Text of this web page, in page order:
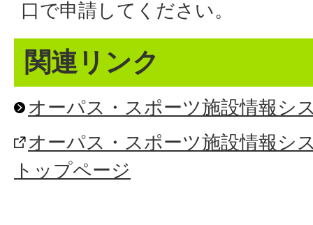
口で申請してください。
関連リンク
オーパス・スポーツ施設情報シ
オーパス・スポーツ施設情報シ
トップページ